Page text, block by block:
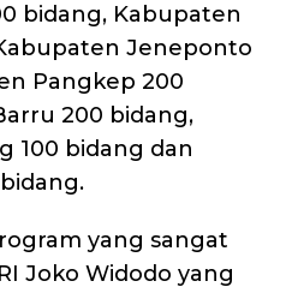
bidang, Kabupaten
Jeneponto
Pangkep 200
200 bidang,
100 bidang dan
yang sangat
Joko Widodo yang